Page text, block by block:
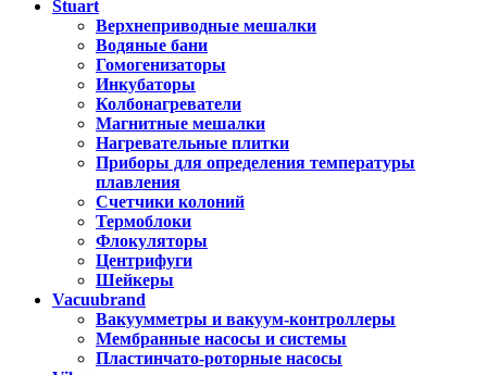
Stuart
Верхнеприводные мешалки
Водяные бани
Гомогенизаторы
Инкубаторы
Колбонагреватели
Магнитные мешалки
Нагревательные плитки
Приборы для определения температуры
плавления
Счетчики колоний
Термоблоки
Флокуляторы
Центрифуги
Шейкеры
Vacuubrand
Вакуумметры и вакуум-контроллеры
Мембранные насосы и системы
Пластинчато-роторные насосы